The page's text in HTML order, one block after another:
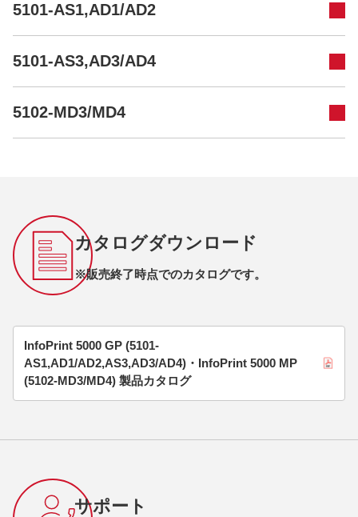
5101-AS1,AD1/AD2
5101-AS3,AD3/AD4
5102-MD3/MD4
カタログダウンロード
※販売終了時点でのカタログです。
InfoPrint 5000 GP (5101-
AS1,AD1/AD2,AS3,AD3/AD4)・InfoPrint 5000 MP
(5102-MD3/MD4) 製品カタログ
サポート